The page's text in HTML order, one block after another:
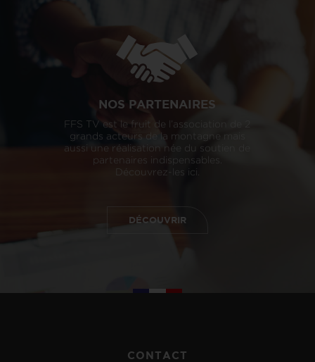
NOS PARTENAIRES
FFS TV est le fruit de l’association de 2
grands acteurs de la montagne mais
aussi une réalisation née du soutien de
partenaires indispensables.
Découvrez-les ici.
DÉCOUVRIR
CONTACT